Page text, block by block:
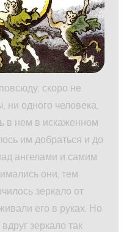
скоро не
ни одного человека,
в нем в искаженном
им добраться и до
ангелами и самим
они, тем
зеркало от
его в руках. Но
зеркало так